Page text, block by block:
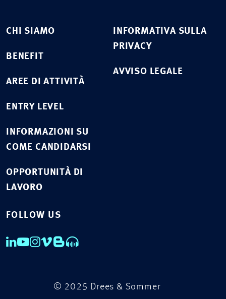
CHI SIAMO
BENEFIT
AREE DI ATTIVITÀ
ENTRY LEVEL
INFORMAZIONI SU
COME CANDIDARSI
OPPORTUNITÀ DI
LAVORO
INFORMATIVA SULLA
PRIVACY
AVVISO LEGALE
FOLLOW US
© 2025 Drees & Sommer